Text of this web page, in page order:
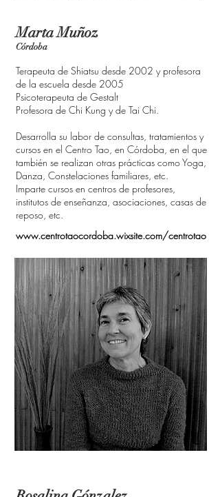
Marta Muñoz
Córdoba
Terapeuta de Shiatsu desde 2002 y profesora
de la escuela desde 2005
Psicoterapeuta de Gestalt
Profesora de Chi Kung y de Tai Chi.
Desarrolla su labor de consultas, tratamientos y
cursos en el Centro Tao, en Córdoba, en el que
también se realizan otras prácticas como Yoga,
Danza, Constelaciones familiares, etc.
Imparte cursos en centros de profesores,
institutos de enseñanza, asociaciones, casas de
reposo, etc.
www.centrotaocordoba.wixsite.com/centrotao